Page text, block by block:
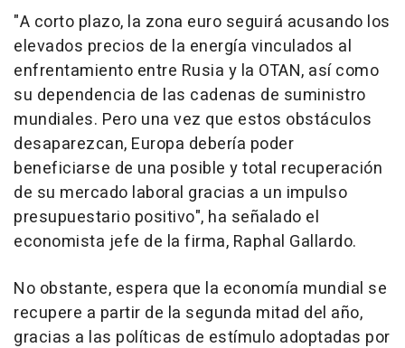
"A corto plazo, la zona euro seguirá acusando los
elevados precios de la energía vinculados al
enfrentamiento entre Rusia y la OTAN, así como
su dependencia de las cadenas de suministro
mundiales. Pero una vez que estos obstáculos
desaparezcan, Europa debería poder
beneficiarse de una posible y total recuperación
de su mercado laboral gracias a un impulso
presupuestario positivo", ha señalado el
economista jefe de la firma, Raphal Gallardo.
No obstante, espera que la economía mundial se
recupere a partir de la segunda mitad del año,
gracias a las políticas de estímulo adoptadas por